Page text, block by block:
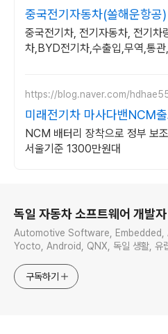
중국전기자동차(쏠해운항공)
중국전기차, 전기자동차, 전기차
차,BYD전기차,수출입,무역,통관
https://blog.naver.com/
미래전기차 마사다밴NCM
NCM 배터리 장착으로 정부 보
서울기준 1300만원대
독일 자동차 소프트웨어 개발자
Automotive Software, Embedded,
Yocto, Android, QNX, 독일 생활, 유
구독하기